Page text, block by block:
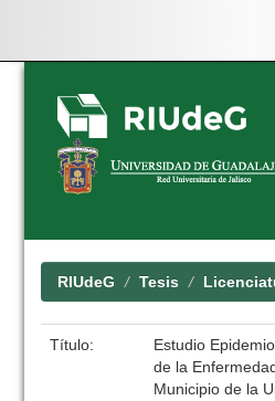
Skip
navigation
RIUdeG Tesis
Título:
Estudio
de la
Municipio de la